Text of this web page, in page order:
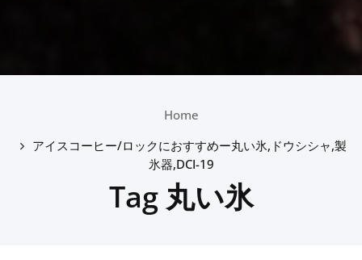
Home
アイスコーヒー/ロックにおすすめー丸い氷,ドウシシャ,製
氷器,DCI-19
Tag 丸い氷